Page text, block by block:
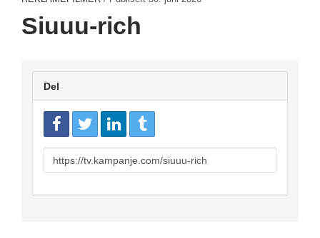
Siuuu-rich
Del
URL
to